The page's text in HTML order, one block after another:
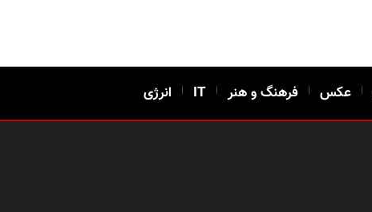
| عکس | فرهنگ و هنر |
IT
| انرژی